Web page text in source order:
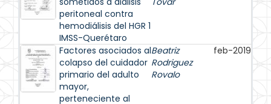
peritoneal contra
hemodiálisis del HGR 1
IMSS-Querétaro
Factores asociados al
colapso del cuidador
primario del adulto
mayor,
perteneciente al
Beatriz
Rodriguez
Rovalo
feb-2019